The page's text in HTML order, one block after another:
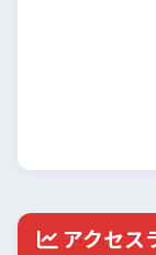
アクセス